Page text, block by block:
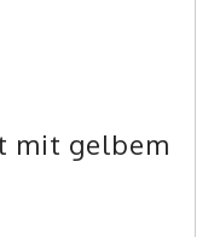
mit gelbem